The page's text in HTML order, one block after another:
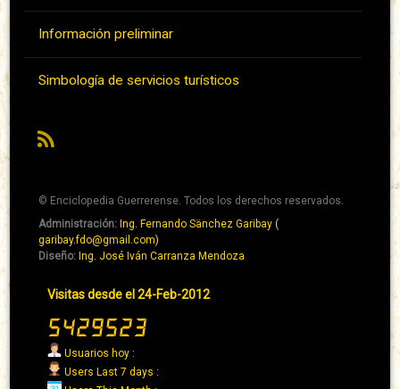
Información preliminar
Simbología de servicios turísticos
RSS
© Enciclopedia Guerrerense. Todos los derechos reservados.
Pie
de
→
Abaixo
Administración: Ing. Fernando Sänchez Garibay (
garibay.fdo@gmail.com)
Diseño: Ing. José Iván Carranza Mendoza
de
página
→
Derecha
Visitas desde el 24-Feb-2012
Usuarios hoy :
Users Last 7 days :